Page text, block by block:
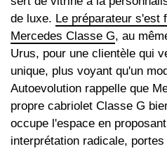
de luxe. Le préparateur s'est
Mercedes Classe G, au
Urus, pour une clientèle qui
unique, plus voyant qu'un
Autoevolution rappelle que
propre cabriolet Classe G
occupe l'espace en
interprétation radicale,